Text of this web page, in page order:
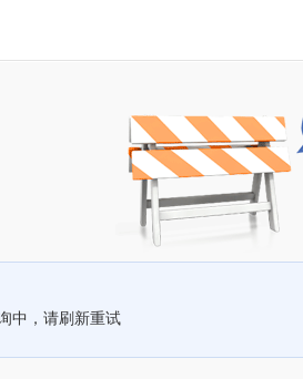
中，请刷新重试